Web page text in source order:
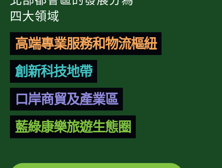
四大領域
高端專業服務和物流樞紐
創新科技地帶
口岸商貿及產業區
藍綠康樂旅遊生態圈